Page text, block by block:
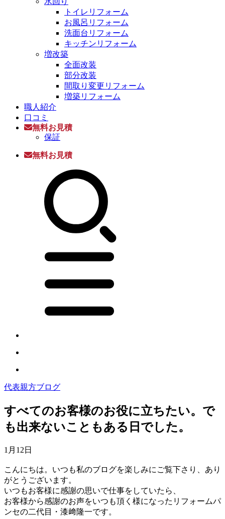
トイレリフォーム
お風呂リフォーム
洗面台リフォーム
キッチンリフォーム
増改築
全面改装
部分改装
間取り変更リフォーム
増築リフォーム
職人紹介
口コミ
無料お見積
保証
無料お見積
代表親方ブログ
すべてのお客様のお役に立ちたい。で
も出来ないこともある日でした。
1月12日
こんにちは。いつも私のブログを楽しみにご覧下さり、あり
がとうございます。
いつもお客様に感謝の思いで仕事をしていたら、
お客様から感謝のお声をいつも頂く様になったリフォームパ
ンセの二代目・漆﨑隆一です。